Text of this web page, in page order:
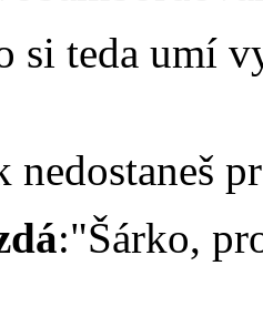
si teda umí
nedostaneš
:"Šárko,